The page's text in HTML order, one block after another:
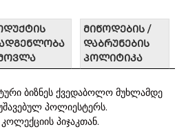
ᲛᲘᲬᲝᲓᲔᲑᲘᲡ /
ᲓᲐᲑᲠᲣᲜᲔᲑᲘᲡ
ᲞᲝᲚᲘᲢᲘᲙᲐ
ბიზნეს ქვედაბოლო მუხლამდე
პოლიესტერს.
პიჯაკთან.